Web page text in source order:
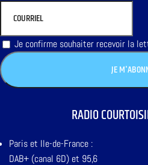
Je confirme souhaiter recevoir la
RADIO
Paris et Ile-de-France :
DAB+ (canal 6D) et 95,6